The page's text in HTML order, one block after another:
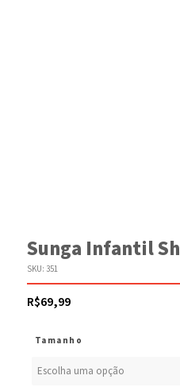
Sunga Infantil
SKU: 351
R$69,99
Tamanho